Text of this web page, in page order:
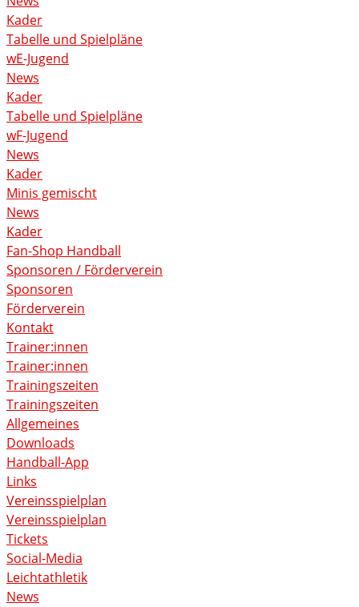
Kader
Tabelle und Spielpläne
wE-Jugend
News
Kader
Tabelle und Spielpläne
wF-Jugend
News
Kader
Minis gemischt
News
Kader
Fan-Shop Handball
Sponsoren / Förderverein
Sponsoren
Förderverein
Kontakt
Trainer:innen
Trainer:innen
Trainingszeiten
Trainingszeiten
Allgemeines
Downloads
Handball-App
Links
Vereinsspielplan
Vereinsspielplan
Tickets
Social-Media
Leichtathletik
News